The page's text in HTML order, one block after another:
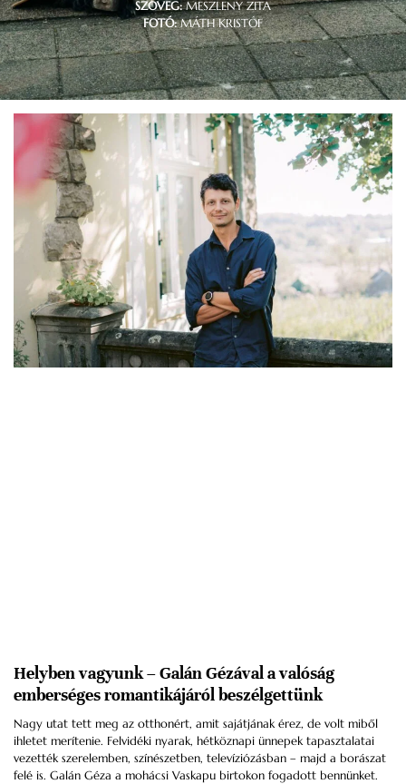
SZÖVEG:MESZLENY ZITA
FOTÓ:MÁTH KRISTÓF
Helyben vagyunk – Galán Gézával a valóság
emberséges romantikájáról beszélgettünk
Nagy utat tett meg az otthonért, amit sajátjának érez, de volt miből
ihletet merítenie. Felvidéki nyarak, hétköznapi ünnepek tapasztalatai
vezették szerelemben, színészetben, televíziózásban – majd a borászat
felé is. Galán Géza a mohácsi Vaskapu birtokon fogadott bennünket.